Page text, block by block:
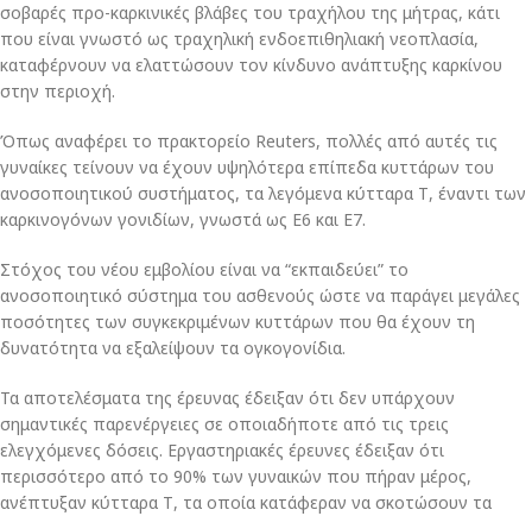
σοβαρές προ-καρκινικές βλάβες του τραχήλου της μήτρας, κάτι
που είναι γνωστό ως τραχηλική ενδοεπιθηλιακή νεοπλασία,
καταφέρνουν να ελαττώσουν τον κίνδυνο ανάπτυξης καρκίνου
στην περιοχή.
Όπως αναφέρει το πρακτορείο Reuters, πολλές από αυτές τις
γυναίκες τείνουν να έχουν υψηλότερα επίπεδα κυττάρων του
ανοσοποιητικού συστήματος, τα λεγόμενα κύτταρα Τ, έναντι των
καρκινογόνων γονιδίων, γνωστά ως Ε6 και Ε7.
Στόχος του νέου εμβολίου είναι να “εκπαιδεύει” το
ανοσοποιητικό σύστημα του ασθενούς ώστε να παράγει μεγάλες
ποσότητες των συγκεκριμένων κυττάρων που θα έχουν τη
δυνατότητα να εξαλείψουν τα ογκογονίδια.
Τα αποτελέσματα της έρευνας έδειξαν ότι δεν υπάρχουν
σημαντικές παρενέργειες σε οποιαδήποτε από τις τρεις
ελεγχόμενες δόσεις. Εργαστηριακές έρευνες έδειξαν ότι
περισσότερο από το 90% των γυναικών που πήραν μέρος,
ανέπτυξαν κύτταρα Τ, τα οποία κατάφεραν να σκοτώσουν τα